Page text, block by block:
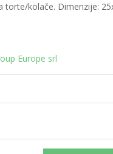
torte/kolače. Dimenzije:
Europe srl